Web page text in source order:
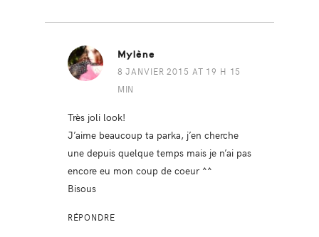
Mylène
8 JANVIER 2015 AT 19 H 15
MIN
Très joli look!
J’aime beaucoup ta parka, j’en cherche
une depuis quelque temps mais je n’ai pas
encore eu mon coup de coeur ^^
Bisous
RÉPONDRE